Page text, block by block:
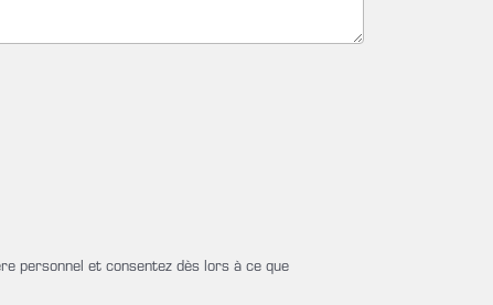
personnel et consentez dès lors à ce que